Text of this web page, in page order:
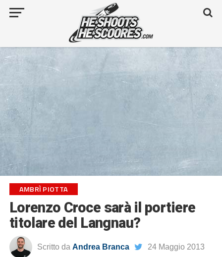
AMBRÌ PIOTTA
Lorenzo Croce sarà il portiere
titolare del Langnau?
Scritto da Andrea Branca 24 Maggio 2013